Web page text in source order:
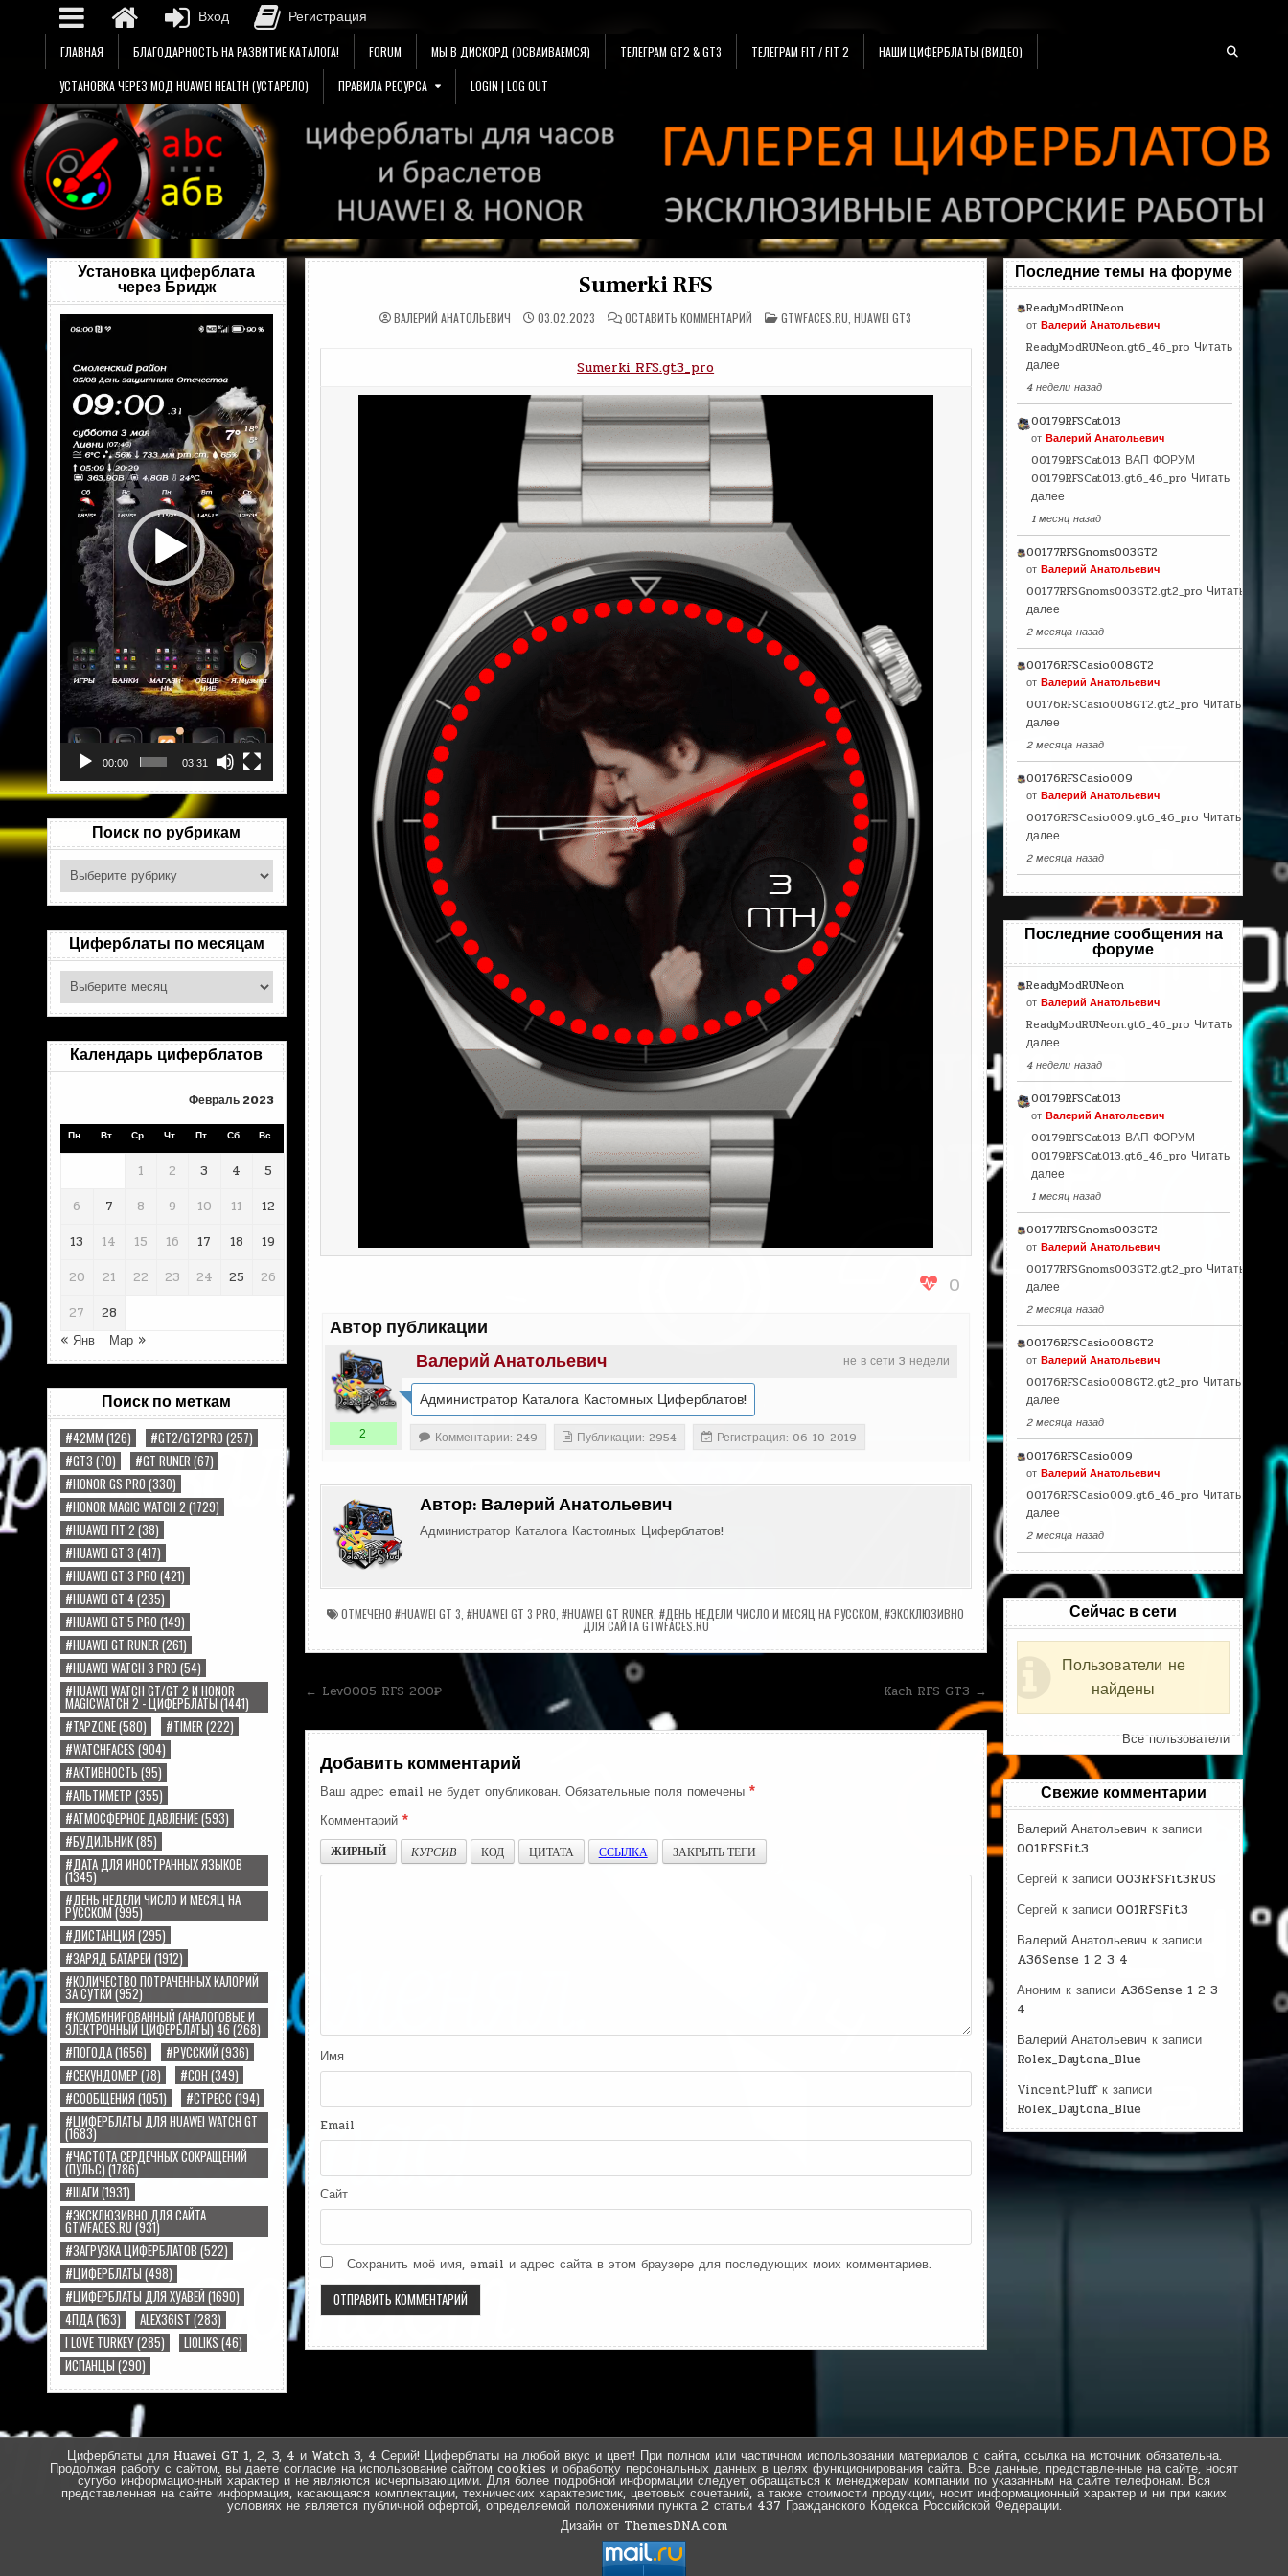
содержимому
ГЛАВНАЯ БЛАГОДАРНОСТЬ НА РАЗВИТИЕ КАТАЛОГА! FORUM МЫ В ДИСКОРД (ОСВАИВАЕМСЯ) ТЕЛЕГРАМ GT2 & GT3 ТЕЛЕГРАМ FIT / FIT 2 НАШИ ЦИФЕРБЛАТЫ (ВИДЕО)
УСТАНОВКА ЧЕРЕЗ МОД HUAWEI HEALTH (УСТАРЕЛО) ПРАВИЛА РЕСУРСА LOGIN | LOG OUT
Установка циферблата
через Бридж
Видеоплеер
00:00 03:31
Поиск по рубрикам
Поиск
рубрикам
Циферблаты по месяцам
Циферблаты
месяцам
Календарь циферблатов
Февраль 2023
Пн Вт Ср Чт Пт Сб Вс
1 2 3 4
5
6
7 8 9 10 11
12
13
14 15 16 17 18
19
20
21 22 23 24 25
26
27
28
« Янв
Мар »
Поиск по меткам
#42MM (126) #GT2/GT2PRO (257)
#GT3 (70) #GT RUNER (67)
#HONOR GS PRO (330)
#HONOR MAGIC WATCH 2 (1729)
#HUAWEI FIT 2 (38)
#HUAWEI GT 3 (417)
#HUAWEI GT 3 PRO (421)
#HUAWEI GT 4(235)
#HUAWEI GT 5 PRO (149)
#HUAWEI GT RUNER (261)
#HUAWEI WATCH 3 PRO (54)
#HUAWEI WATCH GT/GT 2 И HONOR
MAGICWATCH 2 - ЦИФЕРБЛАТЫ(1441)
#TAPZONE(580) #TIMER (222)
#WATCHFACES (904)
#АКТИВНОСТЬ (95)
#АЛЬТИМЕТР (355)
#АТМОСФЕРНОЕ ДАВЛЕНИЕ(593)
#БУДИЛЬНИК(85)
#ДАТА ДЛЯ ИНОСТРАННЫХ ЯЗЫКОВ
(1345)
#ДЕНЬ НЕДЕЛИ ЧИСЛО И МЕСЯЦ НА
РУССКОМ(995)
#ДИСТАНЦИЯ (295)
#ЗАРЯД БАТАРЕИ (1912)
#КОЛИЧЕСТВО ПОТРАЧЕННЫХ КАЛОРИЙ
ЗА СУТКИ(952)
#КОМБИНИРОВАННЫЙ (АНАЛОГОВЫЕ И
ЭЛЕКТРОННЫЙ ЦИФЕРБЛАТЫ) 46(268)
#ПОГОДА(1656) #РУССКИЙ (936)
#СЕКУНДОМЕР (78) #СОН (349)
#СООБЩЕНИЯ (1051) #СТРЕСС (194)
#ЦИФЕРБЛАТЫ ДЛЯ HUAWEI WATCH GT
(1683)
#ЧАСТОТА СЕРДЕЧНЫХ СОКРАЩЕНИЙ
(ПУЛЬС)(1786)
#ШАГИ (1931)
#ЭКСКЛЮЗИВНО ДЛЯ САЙТА
GTWFACES.RU(931)
#ЗАГРУЗКА ЦИФЕРБЛАТОВ (522)
#ЦИФЕРБЛАТЫ (498)
#ЦИФЕРБЛАТЫ ДЛЯ ХУАВЕЙ (1690)
4ПДА(163) ALEX36IST (283)
I LOVE TURKEY(285) LIOLIKS (46)
ИСПАНЦЫ (290)
Sumerki RFS
ВАЛЕРИЙ АНАТОЛЬЕВИЧ 03.02.2023 ОСТАВИТЬ КОММЕНТАРИЙ
SUMERKI
ОПУБЛИКОВАНО
В
GTWFACES.RU ,HUAWEI GT3
Sumerki RFS.gt3_pro
0
Автор публикации
не в сети 3 недели
Валерий Анатольевич
2
Администратор Каталога Кастомных Циферблатов!
Комментарии: 249 Публикации: 2954 Регистрация: 06-10-2019
Автор: Валерий Анатольевич
Администратор Каталога Кастомных Циферблатов!
ОТМЕЧЕНО#HUAWEI GT 3 ,#HUAWEI GT 3 PRO ,#HUAWEI GT RUNER ,#ДЕНЬ НЕДЕЛИ ЧИСЛО И МЕСЯЦ НА РУССКОМ ,#ЭКСКЛЮЗИВНО
ДЛЯ САЙТА GTWFACES.RU
Навигация
по
записям
Kach RFS GT3 →
← Lev0005 RFS 200₽
Добавить комментарий
Ваш адрес email не будет опубликован. Обязательные поля помечены *
Комментарий *
ЖИРНЫЙ
КУРСИВ КОД ЦИТАТА ССЫЛКА ЗАКРЫТЬ ТЕГИ
Имя
Email
Сайт
Сохранить моё имя, email и адрес сайта в этом браузере для последующих моих комментариев.
Последние темы на форуме
ReadyModRUNeon
от Валерий Анатольевич
ReadyModRUNeon.gt6_46_pro Читать
далее
4 недели назад
00179RFSCat013
от Валерий Анатольевич
00179RFSCat013 ВАП ФОРУМ
00179RFSCat013.gt6_46_pro Читать
далее
1 месяц назад
00177RFSGnoms003GT2
от Валерий Анатольевич
00177RFSGnoms003GT2.gt2_pro Читать
далее
2 месяца назад
00176RFSCasio008GT2
от Валерий Анатольевич
00176RFSCasio008GT2.gt2_pro Читать
далее
2 месяца назад
00176RFSCasio009
от Валерий Анатольевич
00176RFSCasio009.gt6_46_pro Читать
далее
2 месяца назад
Последние сообщения на
форуме
ReadyModRUNeon
от Валерий Анатольевич
ReadyModRUNeon.gt6_46_pro Читать
далее
4 недели назад
00179RFSCat013
от Валерий Анатольевич
00179RFSCat013 ВАП ФОРУМ
00179RFSCat013.gt6_46_pro Читать
далее
1 месяц назад
00177RFSGnoms003GT2
от Валерий Анатольевич
00177RFSGnoms003GT2.gt2_pro Читать
далее
2 месяца назад
00176RFSCasio008GT2
от Валерий Анатольевич
00176RFSCasio008GT2.gt2_pro Читать
далее
2 месяца назад
00176RFSCasio009
от Валерий Анатольевич
00176RFSCasio009.gt6_46_pro Читать
далее
2 месяца назад
Сейчас в сети
Пользователи не
найдены
Все пользователи
Свежие комментарии
Валерий Анатольевич к записи
001RFSFit3
Сергей к записи 003RFSFit3RUS
Сергей к записи 001RFSFit3
Валерий Анатольевич к записи
A36Sense 1 2 3 4
Аноним к записи A36Sense 1 2 3
4
Валерий Анатольевич к записи
Rolex_Daytona_Blue
VincentPluffк записи
Rolex_Daytona_Blue
Циферблаты для Huawei GT 1, 2, 3, 4 и Watch 3, 4 Серий! Циферблаты на любой вкус и цвет! При полном или частичном использовании материалов с сайта, ссылка на источник обязательна.
Продолжая работу с сайтом, вы даете согласие на использование сайтом cookies и обработку персональных данных в целях функционирования сайта. Все данные, представленные на сайте, носят
сугубо информационный характер и не являются исчерпывающими. Для более подробной информации следует обращаться к менеджерам компании по указанным на сайте телефонам. Вся
представленная на сайте информация, касающаяся комплектации, технических характеристик, цветовых сочетаний, а также стоимости продукции, носит информационный характер и ни при каких
условиях не является публичной офертой, определяемой положениями пункта 2 статьи 437 Гражданского Кодекса Российской Федерации.
Дизайн от ThemesDNA.com
Вход Регистрация